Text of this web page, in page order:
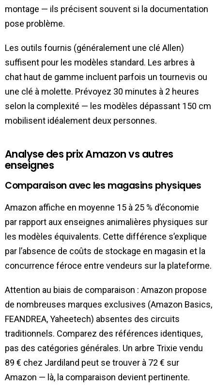
montage — ils précisent souvent si la documentation
pose problème.
Les outils fournis (généralement une clé Allen)
suffisent pour les modèles standard. Les arbres à
chat haut de gamme incluent parfois un tournevis ou
une clé à molette. Prévoyez 30 minutes à 2 heures
selon la complexité — les modèles dépassant 150 cm
mobilisent idéalement deux personnes.
Analyse des prix Amazon vs autres
enseignes
Comparaison avec les magasins physiques
Amazon affiche en moyenne 15 à 25 % d’économie
par rapport aux enseignes animalières physiques sur
les modèles équivalents. Cette différence s’explique
par l’absence de coûts de stockage en magasin et la
concurrence féroce entre vendeurs sur la plateforme.
Attention au biais de comparaison : Amazon propose
de nombreuses marques exclusives (Amazon Basics,
FEANDREA, Yaheetech) absentes des circuits
traditionnels. Comparez des références identiques,
pas des catégories générales. Un arbre Trixie vendu
89 € chez Jardiland peut se trouver à 72 € sur
Amazon — là, la comparaison devient pertinente.